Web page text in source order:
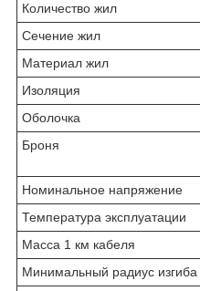
Количество жил
Сечение жил
Материал жил
Изоляция
Оболочка
Броня
Номинальное напряжение
Температура эксплуатации
Масса 1 км кабеля
Минимальный радиус изгиба